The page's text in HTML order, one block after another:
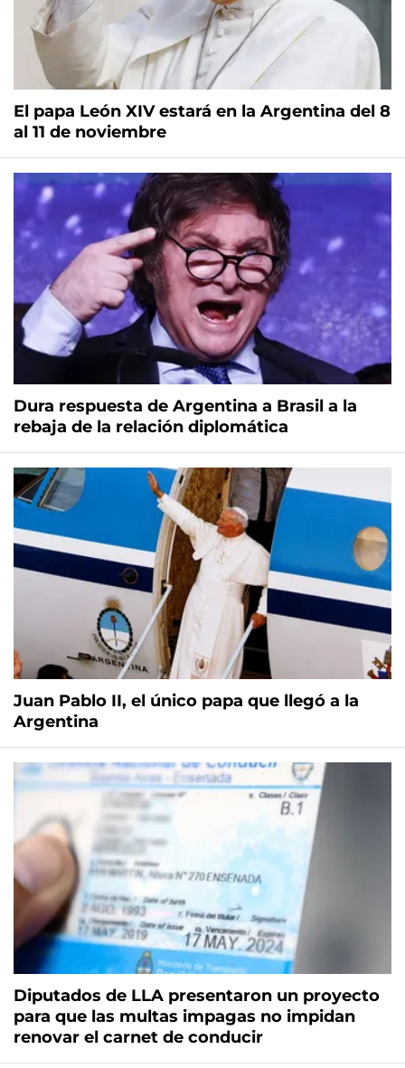
El papa León XIV estará en la Argentina del 8
al 11 de noviembre
Dura respuesta de Argentina a Brasil a la
rebaja de la relación diplomática
Juan Pablo II, el único papa que llegó a la
Argentina
Diputados de LLA presentaron un proyecto
para que las multas impagas no impidan
renovar el carnet de conducir